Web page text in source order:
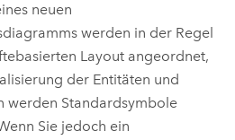
neuen
werden in der Regel
Layout angeordnet,
der Entitäten und
werden Standardsymbole
Sie jedoch ein